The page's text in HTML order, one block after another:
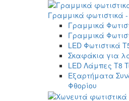
Γραμμικά φωτιστικά
Γραμμικά
Γραμμικά
LED Φωτιστικά
Σκαφάκια για
LED Λάμπες T8
Εξαρτήματα
Φθορίου